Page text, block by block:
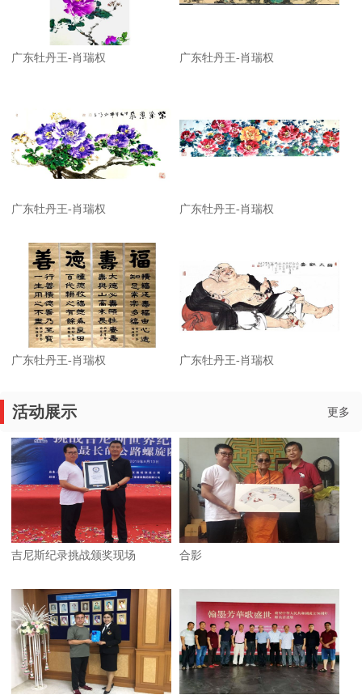
广东牡丹王-肖瑞权 广东牡丹王-肖瑞权
广东牡丹王-肖瑞权 广东牡丹王-肖瑞权
广东牡丹王-肖瑞权 广东牡丹王-肖瑞权
活动展示 更多
吉尼斯纪录挑战颁奖现场 合影